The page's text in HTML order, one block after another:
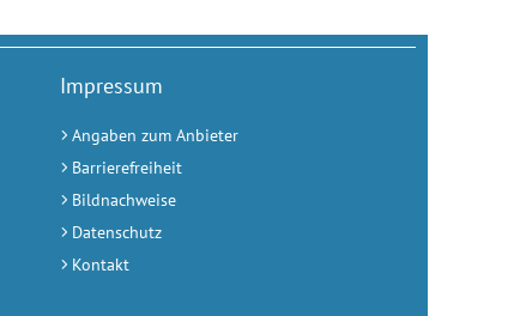
Impressum
Angaben zum Anbieter
Barrierefreiheit
Bildnachweise
Datenschutz
Kontakt